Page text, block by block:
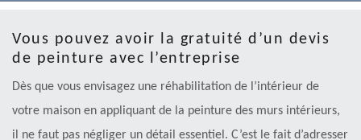
Vous pouvez avoir la gratuité d’un devis
de peinture avec l’entreprise
Dès que vous envisagez une réhabilitation de l’intérieur de
votre maison en appliquant de la peinture des murs intérieurs,
il ne faut pas négliger un détail essentiel. C’est le fait d’adresser